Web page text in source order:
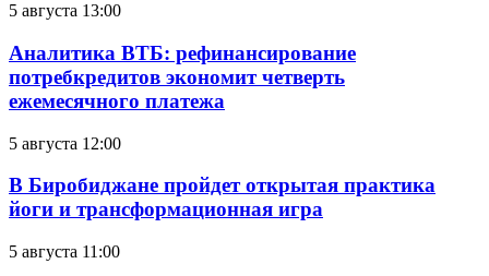
5 августа 13:00
Аналитика ВТБ: рефинансирование
потребкредитов экономит четверть
ежемесячного платежа
5 августа 12:00
В Биробиджане пройдет открытая практика
йоги и трансформационная игра
5 августа 11:00